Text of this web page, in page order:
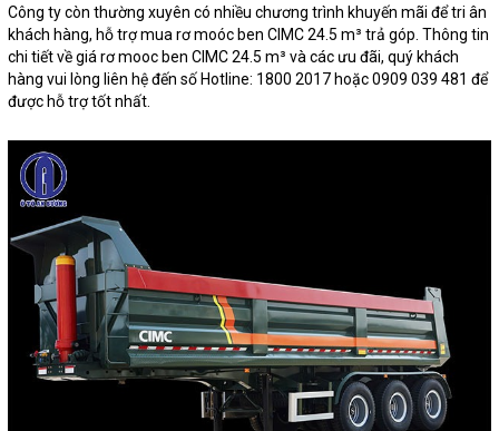
Công ty còn thường xuyên có nhiều chương trình khuyến mãi để tri ân
khách hàng, hỗ trợ mua rơ moóc ben CIMC 24.5 m³ trả góp. Thông tin
chi tiết về giá rơ mooc ben CIMC 24.5 m³ và các ưu đãi, quý khách
hàng vui lòng liên hệ đến số Hotline: 1800 2017 hoặc 0909 039 481 để
được hỗ trợ tốt nhất.